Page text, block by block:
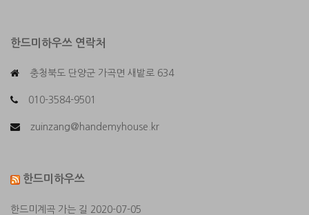
한드미하우쓰 연락처
충청북도 단양군 가곡면 새밭로 634
010-3584-9501
zuinzang@handemyhouse.kr
한드미하우쓰
한드미계곡 가는 길 2020-07-05